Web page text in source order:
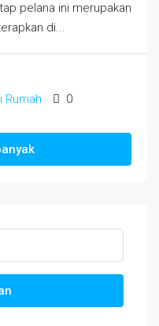
pelana ini merupakan
di...
Rumah
0